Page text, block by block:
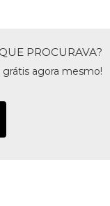
PROCURAVA?
agora mesmo!